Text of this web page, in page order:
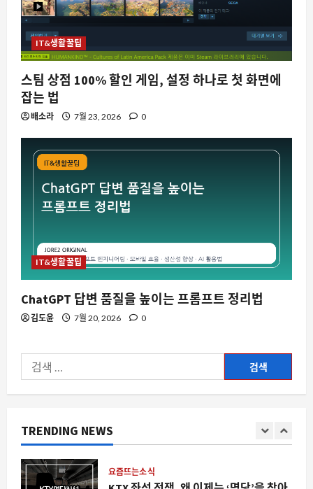
IT&생활꿀팁
스팀 상점 100% 할인 게임, 설정 하나로 첫 화면에
잡는 법
배소라 7월 23, 2026 0
IT&생활꿀팁
ChatGPT 답변 품질을 높이는 프롬프트 정리법
김도윤 7월 20, 2026 0
색:
TRENDING NEWS
요즘뜨는소식
KTX 좌석 전쟁, 왜 이제는 ‘명당’을 찾아
다니는 걸까
3
Steam 창작마당에서 ‘I neeeeeed this
as a wallpaper’가 화제인 이유와 배경
4
요즘뜨는소식
삼전과 SK하이닉스, 엔비디아를 앞선
8월 7, 2026 0
자동차
테슬라 뒷좌석 멀미의 진실, 전기차 특유
의 가속과 제동이 만드는 신체 불일치
1
요즘뜨는소식